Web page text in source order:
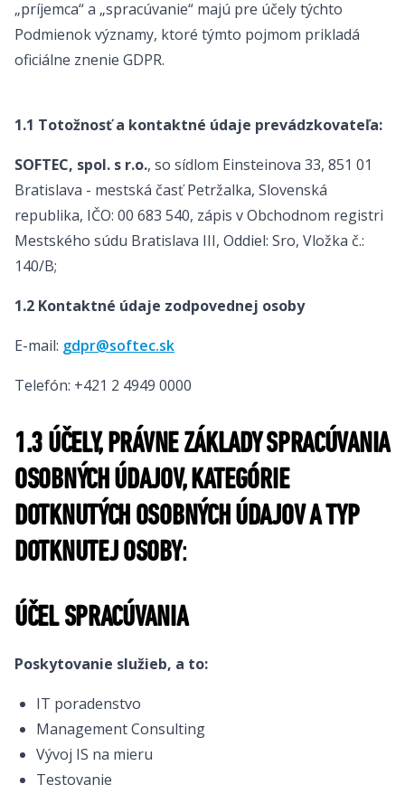
„príjemca“ a „spracúvanie“ majú pre účely týchto
Podmienok významy, ktoré týmto pojmom prikladá
oficiálne znenie GDPR.
1.1 Totožnosť a kontaktné údaje prevádzkovateľa:
SOFTEC, spol. s r.o., so sídlom Einsteinova 33, 851 01
Bratislava - mestská časť Petržalka, Slovenská
republika, IČO: 00 683 540, zápis v Obchodnom registri
Mestského súdu Bratislava III, Oddiel: Sro, Vložka č.:
140/B;
1.2 Kontaktné údaje zodpovednej osoby
E-mail: gdpr@softec.sk
Telefón: +421 2 4949 0000
1.3 ÚČELY, PRÁVNE ZÁKLADY SPRACÚVANIA
OSOBNÝCH ÚDAJOV, KATEGÓRIE
DOTKNUTÝCH OSOBNÝCH ÚDAJOV A TYP
DOTKNUTEJ OSOBY:
ÚČEL SPRACÚVANIA
Poskytovanie služieb, a to:
IT poradenstvo
Management Consulting
Vývoj IS na mieru
Testovanie